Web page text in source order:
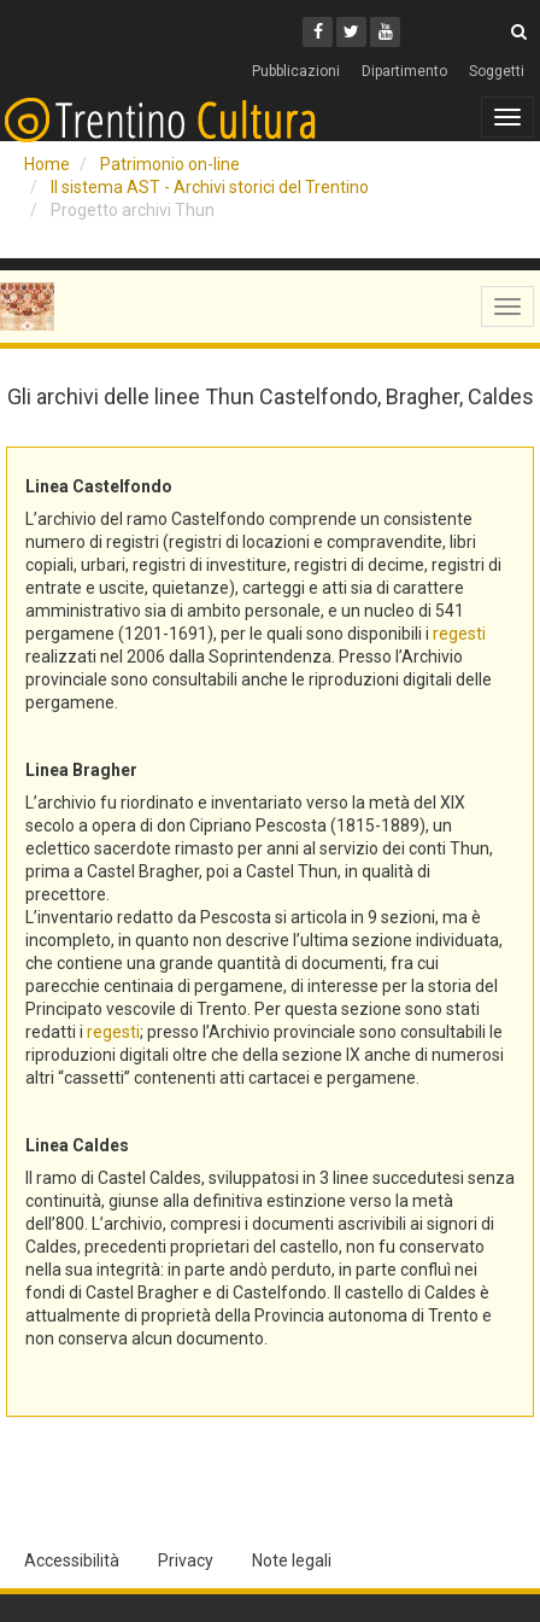
Facebook
Twitter
Youtube
Pubblicazioni Dipartimento Soggetti
Home
Patrimonio on-line
Il sistema AST - Archivi storici del Trentino
Progetto archivi Thun
Gli archivi delle linee Thun Castelfondo, Bragher, Caldes
Linea Castelfondo
L’archivio del ramo Castelfondo comprende un consistente
numero di registri (registri di locazioni e compravendite, libri
copiali, urbari, registri di investiture, registri di decime, registri di
entrate e uscite, quietanze), carteggi e atti sia di carattere
amministrativo sia di ambito personale, e un nucleo di 541
pergamene (1201-1691), per le quali sono disponibili i regesti
realizzati nel 2006 dalla Soprintendenza. Presso l’Archivio
provinciale sono consultabili anche le riproduzioni digitali delle
pergamene.
Linea Bragher
L’archivio fu riordinato e inventariato verso la metà del XIX
secolo a opera di don Cipriano Pescosta (1815-1889), un
eclettico sacerdote rimasto per anni al servizio dei conti Thun,
prima a Castel Bragher, poi a Castel Thun, in qualità di
precettore.
L’inventario redatto da Pescosta si articola in 9 sezioni, ma è
incompleto, in quanto non descrive l’ultima sezione individuata,
che contiene una grande quantità di documenti, fra cui
parecchie centinaia di pergamene, di interesse per la storia del
Principato vescovile di Trento. Per questa sezione sono stati
redatti i regesti; presso l’Archivio provinciale sono consultabili le
riproduzioni digitali oltre che della sezione IX anche di numerosi
altri “cassetti” contenenti atti cartacei e pergamene.
Linea Caldes
Il ramo di Castel Caldes, sviluppatosi in 3 linee succedutesi senza
continuità, giunse alla definitiva estinzione verso la metà
dell’800. L’archivio, compresi i documenti ascrivibili ai signori di
Caldes, precedenti proprietari del castello, non fu conservato
nella sua integrità: in parte andò perduto, in parte confluì nei
fondi di Castel Bragher e di Castelfondo. Il castello di Caldes è
attualmente di proprietà della Provincia autonoma di Trento e
non conserva alcun documento.
Accessibilità Privacy Note legali